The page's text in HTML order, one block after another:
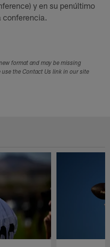
y en su penúltimo
conferencia.
format and may be missing
the Contact Us link in our site